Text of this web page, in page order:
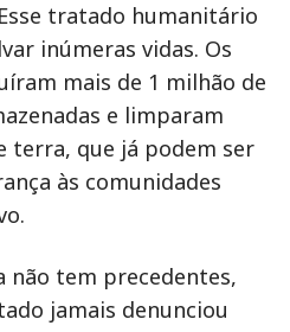
tratado humanitário
inúmeras vidas. Os
mais de 1 milhão de
e limparam
terra, que já podem ser
às comunidades
não tem precedentes,
jamais denunciou